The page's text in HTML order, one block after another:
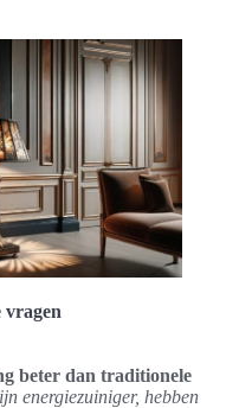
vragen
beter dan traditionele
energiezuiniger, hebben